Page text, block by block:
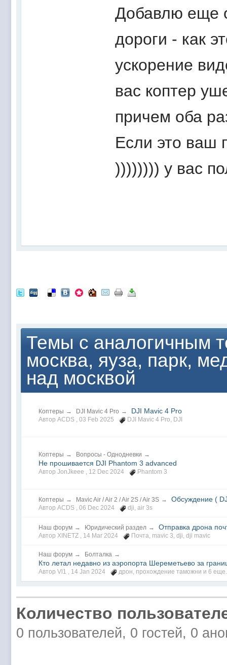
Добавлю еще
дороги - как
ускорение
вас коптер
причем оба
Если это ваш
)))))))) у вас
Темы с аналогичным
москва, яуза, парк,
над москвой
Коптеры → DJI Mavic 4 Pro → DJI Mavic 4 Pro
Автор ACDS , 03 Feb 2025 DJI Mavic 4 Pro, DJI
Коптеры → Вопросы - Однодневки →
Не прошивается DJI Phantom 3 advanced
Автор JonJkeee , 12 Dec 2024 Phantom 3
Коптеры → Mavic Air / Air 2 / Air 2S / Air 3S → Обсуждение (
Автор ACDS , 06 Dec 2024 dji, air 3s
Наш форум → Юридический раздел → Отправка дрона
Автор XINETZ , 14 Mar 2024 Почта, mavic 3, dji, dji mavic
Наш форум → Болталка →
Кто летал недавно из аэропорта Шереметьево за
Автор Vl1 , 14 Jan 2024 дрон, прохождение таможни и 6
Количество
0 пользователей, 0 гостей, 0